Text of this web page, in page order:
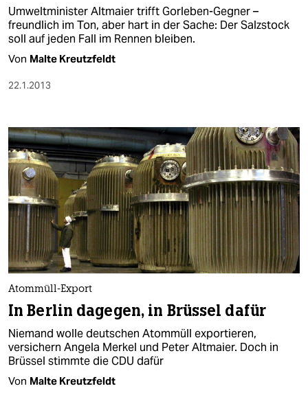
wahrheit
verlag
verlag
shop
fragen & hilfe
unterstützen
abo
genossenschaft
Umweltminister Altmaier trifft Gorleben-Gegner –
freundlich im Ton, aber hart in der Sache: Der Salzstock
soll auf jeden Fall im Rennen bleiben.
Von Malte Kreutzfeldt
22.1.2013
Atommüll-Export
In Berlin dagegen, in Brüssel dafür
Niemand wolle deutschen Atommüll exportieren,
versichern Angela Merkel und Peter Altmaier. Doch in
Brüssel stimmte die CDU dafür
Von Malte Kreutzfeldt